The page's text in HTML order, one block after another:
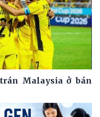
Malaysia ở bán